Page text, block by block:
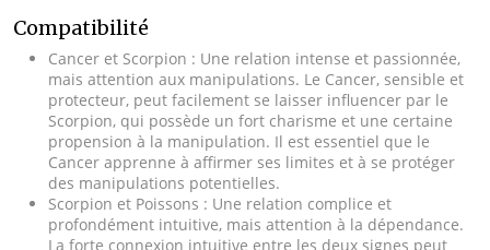
Compatibilité
Cancer et Scorpion : Une relation intense et passionnée,
mais attention aux manipulations. Le Cancer, sensible et
protecteur, peut facilement se laisser influencer par le
Scorpion, qui possède un fort charisme et une certaine
propension à la manipulation. Il est essentiel que le
Cancer apprenne à affirmer ses limites et à se protéger
des manipulations potentielles.
Scorpion et Poissons : Une relation complice et
profondément intuitive, mais attention à la dépendance.
La forte connexion intuitive entre les deux signes peut